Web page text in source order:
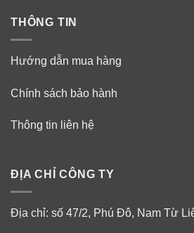
THÔNG TIN
Hướng dẫn mua hàng
Chính sách bảo hành
Thông tin liên hệ
ĐỊA CHỈ CÔNG TY
Địa chỉ: số 47/2, Phú Đô, Nam Từ